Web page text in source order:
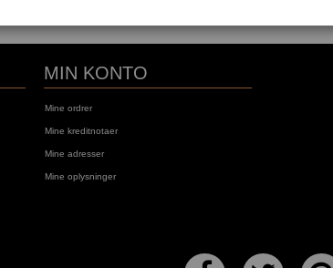
MIN KONTO
Mine ordrer
Mine kreditnotaer
Mine adresser
Mine oplysninger